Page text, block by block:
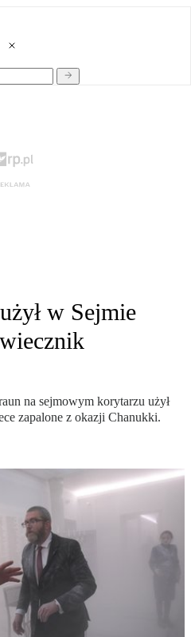
w Sejmie
na sejmowym korytarzu użył
zapalone z okazji Chanukki.